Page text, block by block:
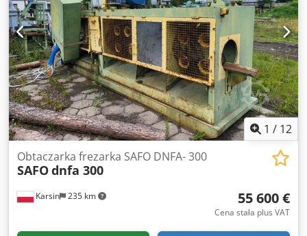
1 / 12
Karsin 235 km
Obtaczarka frezarka SAFO DNFA- 300
SAFOdnfa 300
55 600 €
Cena stała plus VAT